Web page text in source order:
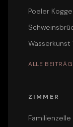
Poeler
Wasserkunst
ALLE
ZIMMER
Familienzelle